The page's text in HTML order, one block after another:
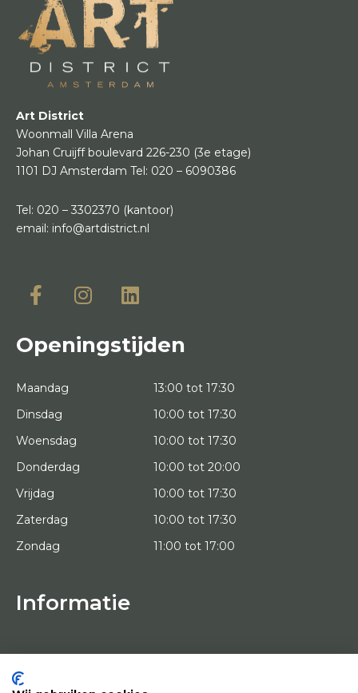
Art District
Woonmall Villa Arena
Johan Cruijff boulevard 226-230 (3e etage)
1101 DJ Amsterdam Tel: 020 – 6090386
Tel: 020 – 3302370 (kantoor)
email: info@artdistrict.nl
Openingstijden
Maandag
13:00 tot 17:30
Dinsdag
10:00 tot 17:30
Woensdag
10:00 tot 17:30
Donderdag
10:00 tot 20:00
Vrijdag
10:00 tot 17:30
Zaterdag
10:00 tot 17:30
Zondag
11:00 tot 17:00
Informatie
KUNSTENAARS